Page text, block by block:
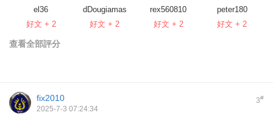
el36
好文 + 2
dDougiamas
好文 + 2
rex560810
好文 + 2
peter180
好文 + 2
查看全部評分
3#
fix2010
2025-7-3 07:24:34